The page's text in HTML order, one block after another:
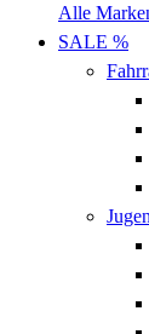
Alle
SALE %